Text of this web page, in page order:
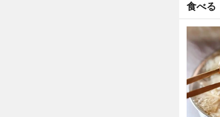
食べる